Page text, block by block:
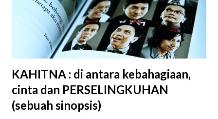
saya suka menanti pedagang kue putu lewat di depan
rumah, biasanya sore hari sampai jelang senja. Ia datang
dengan pikulan di pundak, pasti berat. Mendengar bunyi
tiupan uap panasnya dari jauh saya ...
KAHITNA : di antara kebahagiaan,
cinta dan PERSELINGKUHAN
(sebuah sinopsis)